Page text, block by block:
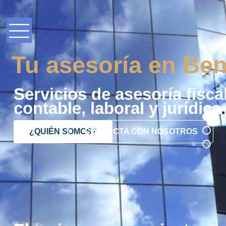
Tu asesoría en
Servicios de asesoría
contable, laboral y jurídica.
¿QUIÉN SOMOS?CONTACTA CON NOSOTROS